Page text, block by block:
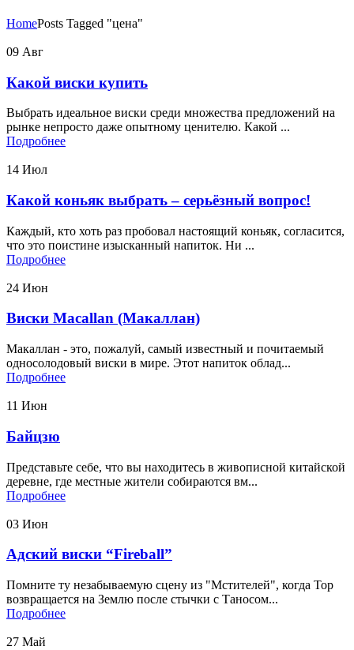
HomePosts Tagged "цена"
09 Авг
Какой виски купить
Выбрать идеальное виски среди множества предложений на
рынке непросто даже опытному ценителю. Какой ...
Подробнее
14 Июл
Какой коньяк выбрать – серьёзный вопрос!
Каждый, кто хоть раз пробовал настоящий коньяк, согласится,
что это поистине изысканный напиток. Ни ...
Подробнее
24 Июн
Виски Macallan (Макаллан)
Макаллан - это, пожалуй, самый известный и почитаемый
односолодовый виски в мире. Этот напиток облад...
Подробнее
11 Июн
Байцзю
Представьте себе, что вы находитесь в живописной китайской
деревне, где местные жители собираются вм...
Подробнее
03 Июн
Адский виски “Fireball”
Помните ту незабываемую сцену из "Мстителей", когда Тор
возвращается на Землю после стычки с Таносом...
Подробнее
27 Май